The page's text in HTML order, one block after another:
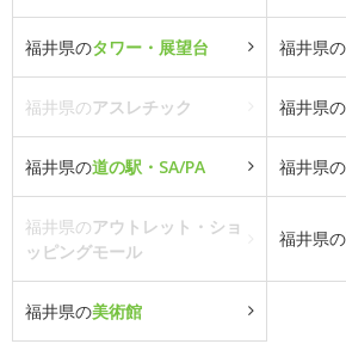
福井県のタワー・展望台 福井県の
福井県のアスレチック 福井県の
福井県の道の駅・SA/PA 福井県の
福井県のアウトレット・ショ
ッピングモール
福井県の
福井県の美術館